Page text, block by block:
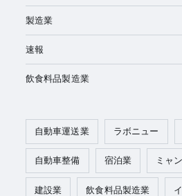
製造業
速報
飲食料品製造業
自動車運送業 ラボニュー
自動車整備 宿泊業 ミャ
建設業 飲食料品製造業